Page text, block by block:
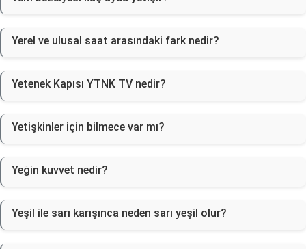
Yerel ve ulusal saat arasındaki fark nedir?
Yetenek Kapısı YTNK TV nedir?
Yetişkinler için bilmece var mı?
Yeğin kuvvet nedir?
Yeşil ile sarı karışınca neden sarı yeşil olur?